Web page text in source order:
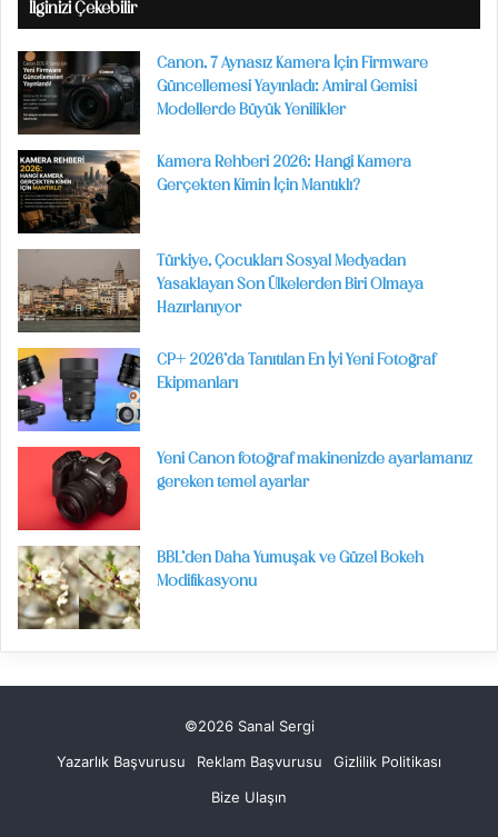
İlginizi Çekebilir
Canon, 7 Aynasız Kamera İçin Firmware
Güncellemesi Yayınladı: Amiral Gemisi
Modellerde Büyük Yenilikler
Kamera Rehberi 2026: Hangi Kamera
Gerçekten Kimin İçin Mantıklı?
Türkiye, Çocukları Sosyal Medyadan
Yasaklayan Son Ülkelerden Biri Olmaya
Hazırlanıyor
CP+ 2026’da Tanıtılan En İyi Yeni Fotoğraf
Ekipmanları
Yeni Canon fotoğraf makinenizde ayarlamanız
gereken temel ayarlar
BBL’den Daha Yumuşak ve Güzel Bokeh
Modifikasyonu
©2026 Sanal Sergi
Yazarlık Başvurusu
Reklam Başvurusu
Gizlilik Politikası
Bize Ulaşın